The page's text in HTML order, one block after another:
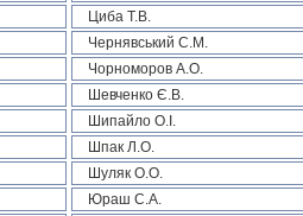
Циба Т.В.
Чернявський С.М.
Чорноморов А.О.
Шевченко Є.В.
Шипайло О.І.
Шпак Л.О.
Шуляк О.О.
Юраш С.А.